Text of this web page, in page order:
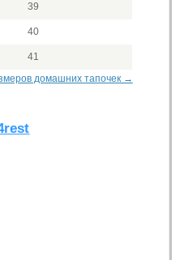
39
40
41
домашних тапочек →